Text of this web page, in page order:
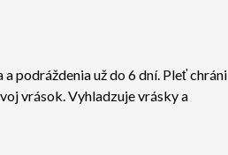
podráždenia už do 6 dní. Pleť chráni
vrások. Vyhladzuje vrásky a